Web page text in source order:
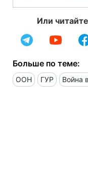
Или
Больше по теме:
ООН ГУР Война